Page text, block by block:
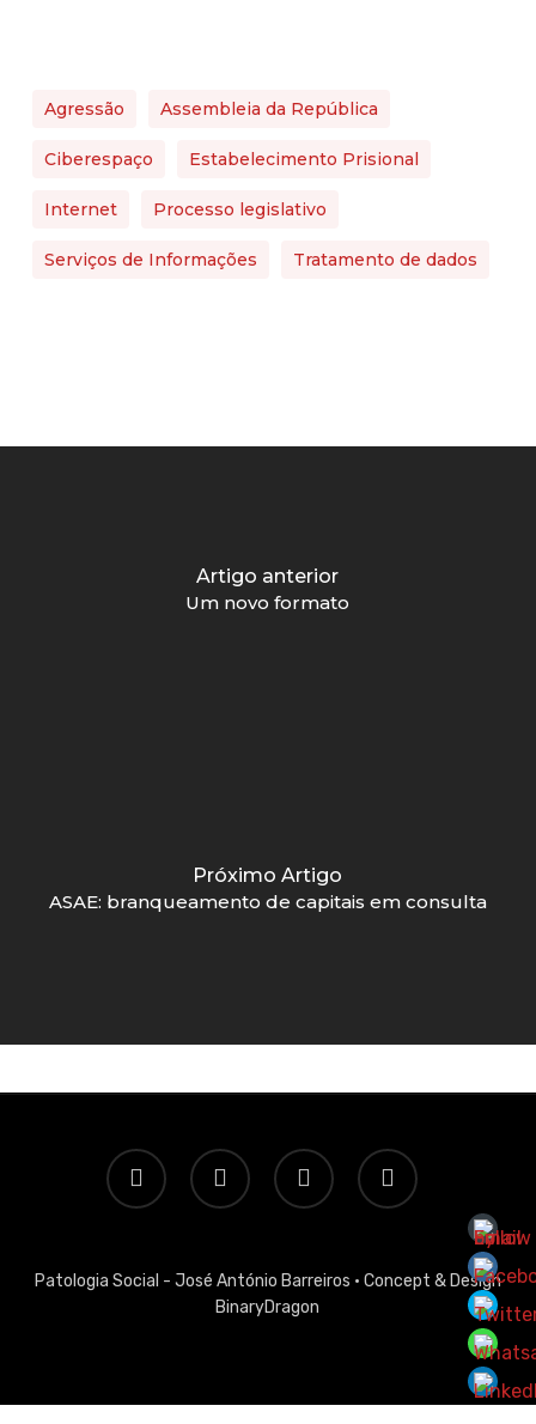
Agressão Assembleia da República
Ciberespaço Estabelecimento Prisional
Internet Processo legislativo
Serviços de Informações Tratamento de dados
Artigo anterior
Um novo formato
Próximo Artigo
ASAE: branqueamento de capitais em consulta
twitter facebook linkedin email
Patologia Social - José António Barreiros · Concept & Design
BinaryDragon